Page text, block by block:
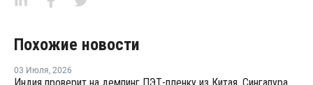
Похожие новости
03 Июля, 2026